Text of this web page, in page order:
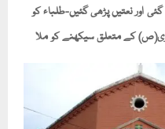
اور نعتیں پڑھی گئیں-طلباء کو